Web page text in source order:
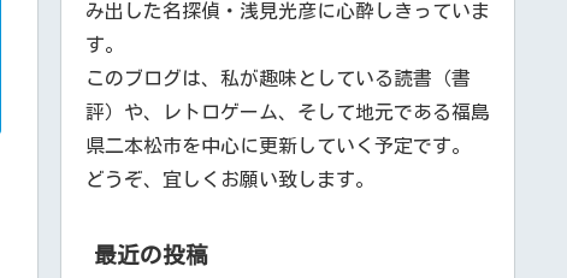
み出した名探偵・浅見光彦に心酔しきっていま
す。
このブログは、私が趣味としている読書（書
評）や、レトロゲーム、そして地元である福島
県二本松市を中心に更新していく予定です。
どうぞ、宜しくお願い致します。
最近の投稿